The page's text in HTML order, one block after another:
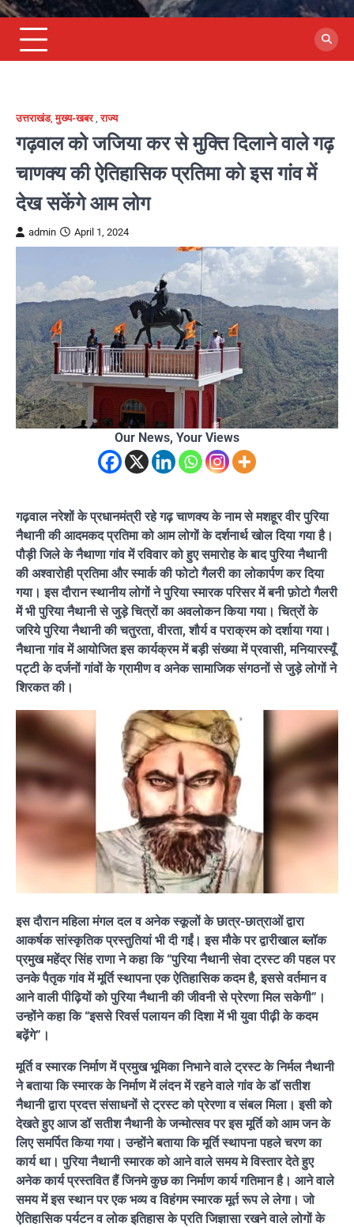
उत्तराखंड,मुख्य-खबर,राज्य
गढ़वाल को जजिया कर से मुक्ति दिलाने वाले गढ़
चाणक्य की ऐतिहासिक प्रतिमा को इस गांव में
देख सकेंगे आम लोग
admin April 1, 2024
Our News, Your Views
गढ़वाल नरेशों के प्रधानमंत्री रहे गढ़ चाणक्य के नाम से मशहूर वीर पुरिया
नैथानी की आदमकद प्रतिमा को आम लोगों के दर्शनार्थ खोल दिया गया है।
पौड़ी जिले के नैथाणा गांव में रविवार को हुए समारोह के बाद पुरिया नैथानी
की अश्वारोही प्रतिमा और स्मार्क की फोटो गैलरी का लोकार्पण कर दिया
गया। इस दौरान स्थानीय लोगों ने पुरिया स्मारक परिसर में बनी फ़ोटो गैलरी
में भी पुरिया नैथानी से जुड़े चित्रों का अवलोकन किया गया। चित्रों के
जरिये पुरिया नैथानी की चतुरता, वीरता, शौर्य व पराक्रम को दर्शाया गया।
नैथाना गांव में आयोजित इस कार्यक्रम में बड़ी संख्या में प्रवासी, मनियारस्यूँ
पट्टी के दर्जनों गांवों के ग्रामीण व अनेक सामाजिक संगठनों से जुड़े लोगों ने
शिरकत की।
इस दौरान महिला मंगल दल व अनेक स्कूलों के छात्र-छात्राओं द्वारा
आकर्षक सांस्कृतिक प्रस्तुतियां भी दी गईं। इस मौके पर द्वारीखाल ब्लॉक
प्रमुख महेंद्र सिंह राणा ने कहा कि “पुरिया नैथानी सेवा ट्रस्ट की पहल पर
उनके पैतृक गांव में मूर्ति स्थापना एक ऐतिहासिक कदम है, इससे वर्तमान व
आने वाली पीढ़ियों को पुरिया नैथानी की जीवनी से प्रेरणा मिल सकेगी”।
उन्होंने कहा कि “इससे रिवर्स पलायन की दिशा में भी युवा पीढ़ी के कदम
बढ़ेंगे”।
मूर्ति व स्मारक निर्माण में प्रमुख भूमिका निभाने वाले ट्रस्ट के निर्मल नैथानी
ने बताया कि स्मारक के निर्माण में लंदन में रहने वाले गांव के डॉ सतीश
नैथानी द्वारा प्रदत्त संसाधनों से ट्रस्ट को प्रेरणा व संबल मिला। इसी को
देखते हुए आज डॉ सतीश नैथानी के जन्मोत्सव पर इस मूर्ति को आम जन के
लिए समर्पित किया गया। उन्होंने बताया कि मूर्ति स्थापना पहले चरण का
कार्य था। पुरिया नैथानी स्मारक को आने वाले समय मे विस्तार देते हुए
अनेक कार्य प्रस्तवित हैं जिनमे कुछ का निर्माण कार्य गतिमान है। आने वाले
समय में इस स्थान पर एक भव्य व विहंगम स्मारक मूर्त रूप ले लेगा। जो
ऐतिहासिक पर्यटन व लोक इतिहास के प्रति जिज्ञासा रखने वाले लोगों के